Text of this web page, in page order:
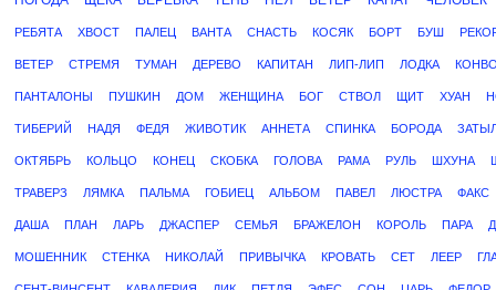
РЕБЯТА ХВОСТ ПАЛЕЦ ВАНТА СНАСТЬ КОСЯК БОРТ БУШ
ВЕТЕР СТРЕМЯ ТУМАН ДЕРЕВО КАПИТАН ЛИП-ЛИП ЛОДКА
ПАНТАЛОНЫ ПУШКИН ДОМ ЖЕНЩИНА БОГ СТВОЛ ЩИТ ХУАН
ТИБЕРИЙ НАДЯ ФЕДЯ ЖИВОТИК АННЕТА СПИНКА БОРОДА
ОКТЯБРЬ КОЛЬЦО КОНЕЦ СКОБКА ГОЛОВА РАМА РУЛЬ ШХУНА
ТРАВЕРЗ ЛЯМКА ПАЛЬМА ГОБИЕЦ АЛЬБОМ ПАВЕЛ ЛЮСТРА ФАКС
ДАША ПЛАН ЛАРЬ ДЖАСПЕР СЕМЬЯ БРАЖЕЛОН КОРОЛЬ ПАРА
МОШЕННИК СТЕНКА НИКОЛАЙ ПРИВЫЧКА КРОВАТЬ СЕТ ЛЕЕР